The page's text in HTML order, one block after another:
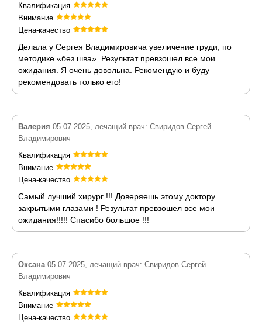
Квалификация
Внимание
Цена-качество
Делала у Сергея Владимировича увеличение груди, по
методике «без шва». Результат превзошел все мои
ожидания. Я очень довольна. Рекомендую и буду
рекомендовать только его!
Валерия 05.07.2025, лечащий врач: Свиридов Сергей
Владимирович
Квалификация
Внимание
Цена-качество
Самый лучший хирург !!! Доверяешь этому доктору
закрытыми глазами ! Результат превзошел все мои
ожидания!!!!! Спасибо большое !!!
Оксана05.07.2025, лечащий врач: Свиридов Сергей
Владимирович
Квалификация
Внимание
Цена-качество